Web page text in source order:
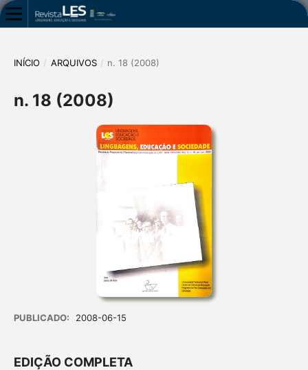
INÍCIO / ARQUIVOS / n. 18 (2008)
n. 18 (2008)
PUBLICADO: 2008-06-15
EDIÇÃO COMPLETA